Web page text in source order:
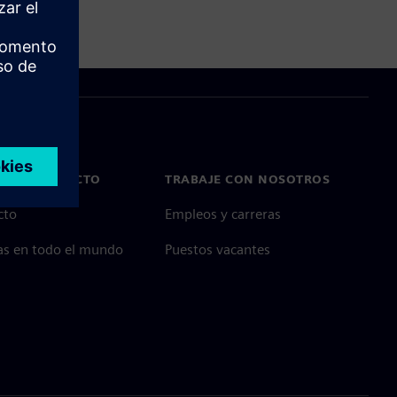
EN CONTACTO
en todo el mundo
TRABAJE CON NOSOTROS
Empleos y carreras
Puestos vacantes